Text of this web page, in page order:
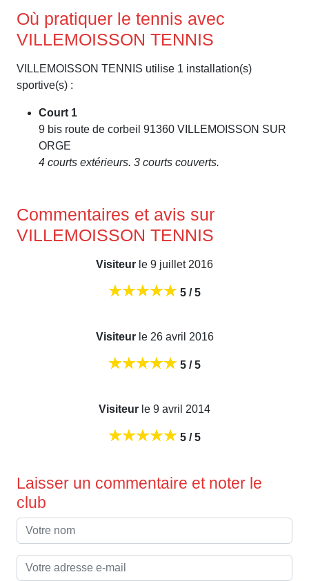
Où pratiquer le tennis avec
VILLEMOISSON TENNIS
VILLEMOISSON TENNIS utilise 1 installation(s)
sportive(s) :
Court 1
9 bis route de corbeil 91360 VILLEMOISSON SUR
ORGE
4 courts extérieurs. 3 courts couverts.
Commentaires et avis sur
VILLEMOISSON TENNIS
Visiteur le 9 juillet 2016
5 / 5
Visiteurle 26 avril 2016
5 / 5
Visiteur le 9 avril 2014
5 / 5
Laisser un commentaire et noter le
club